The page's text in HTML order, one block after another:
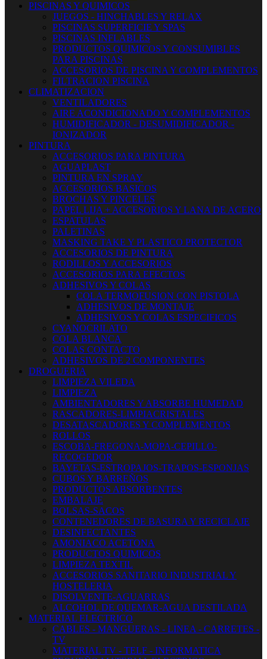
PISCINAS Y QUIMICOS
JUEGOS - HINCHABLES Y RELAX
PISCINAS SUPERFICIE Y SPAS
PISCINAS INFLABLES
PRODUCTOS QUIMICOS Y CONSUMIBLES
PARA PISCINAS
ACCESORIOS DE PISCINA Y COMPLEMENTOS
FILTRACION PISCINA
CLIMATIZACION
VENTILADORES
AIRE ACONDICIONADO Y COMPLEMENTOS
HUMIDIFICADOR - DESUMIDIFICADOR -
IONIZADOR
PINTURA
ACCESORIOS PARA PINTURA
AGUAPLAST
PINTURA EN SPRAY
ACCESORIOS BASICOS
BROCHAS Y PINCELES
PAPEL LIJA + ACCESORIOS Y LANA DE ACERO
ESPATULAS
PALETINAS
MASKING TAKE Y PLASTICO PROTECTOR
ACCESORIOS DE PINTURA
RODILLOS Y ACCESORIOS
ACCESORIOS PARA EFECTOS
ADHESIVOS Y COLAS
COLA TERMOFUSION CON PISTOLA
ADHESIVOS DE MONTAJE
ADHESIVOS Y COLAS ESPECIFICOS
CYANOCRILATO
COLA BLANCA
COLAS CONTACTO
ADHESIVOS DE 2 COMPONENTES
DROGUERIA
LIMPIEZA VILEDA
LIMPIEZA
AMBIENTADORES Y ABSORBE HUMEDAD
RASCADORES-LIMPIACRISTALES
DESATASCADORES Y COMPLEMENTOS
ROLLOS
ESCOBA-FREGONA-MOPA-CEPILLO-
RECOGEDOR
BAYETAS-ESTROPAJOS-TRAPOS-ESPONJAS
CUBOS Y BARREÑOS
PRODUCTOS ABSORBENTES
EMBALAJE
BOLSAS-SACOS
CONTENEDORES DE BASURA Y RECICLAJE
DESINFECTANTES
AMONIACO ACETONA
PRODUCTOS QUIMICOS
LIMPIEZA TEXTIL
ACCESORIOS SANITARIO INDUSTRIAL Y
HOSTELERIA
DISOLVENTE-AGUARRAS
ALCOHOL DE QUEMAR-AGUA DESTILADA
MATERIAL ELECTRICO
CABLES - MANGUERAS - LINEA - CARRETES -
TV
MATERIAL TV - TELF - INFORMATICA